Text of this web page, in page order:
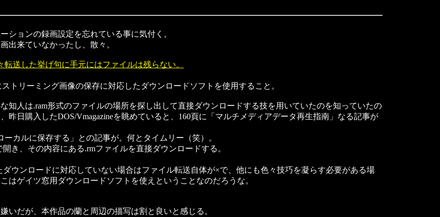
ョンの録画設定を忘れている事に気付く。
出来ていなかったし、散々。
送した挙げ句に手元にはファイルは残らない。
トリーミング画像の保存に対応したダウンロードソフトを使用すること。
人は.ram形式のファイルの場所を探し出して直接ダウンロードする技を用いていたのを知っていたの
日購入したDOS/Vmagazineを眺めていると、160頁に「マルチメディアデータ再生指南」なる記事が
カルに保存する」との記事が。何とタイムリー（笑）。
き、その内容にある.rmファイルを直接ダウンロードする。
ウンロードに対応していない場合はファイル転送自体が×で、他にも色々技巧を凝らす必要がある場
はゲイツ窓用ダウンロードソフトを使えということなのだろうな。
だが、本作品の蘭と周辺の描写は割と良いと感じる。